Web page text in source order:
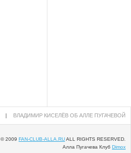
| ВЛАДИМИР КИСЕЛЁВ ОБ АЛЛЕ ПУГАЧЕВОЙ
© 2009 FAN-CLUB-ALLA.RUALL RIGHTS RESERVED.
Алла Пугачева Клуб Dimox